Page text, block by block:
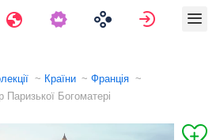
Подорожі Увійти
Країни
Франція
Паризької Богоматері